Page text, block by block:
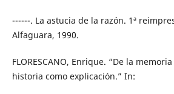
------. La astucia de la razón. 1ª
Alfaguara, 1990.
FLORESCANO, Enrique. “De la
historia como explicación.” In: